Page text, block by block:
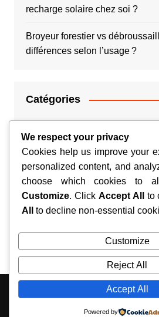
recharge solaire chez soi ?
Broyeur forestier vs
différences selon l’usage ?
Catégories
Couple
Habitation
Santé
Copyright © 2026 Silvyn. All rights
We respect your privacy
Cookies help us improve your
personalized content, and
choose which cookies to
Customize. Click Accept All to
All
to decline non-essential
Customize
Reject All
Accept All
Powered by